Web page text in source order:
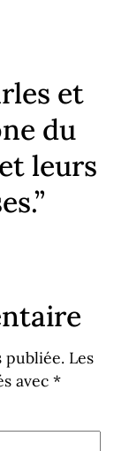
et
du
leurs
publiée. Les
avec *